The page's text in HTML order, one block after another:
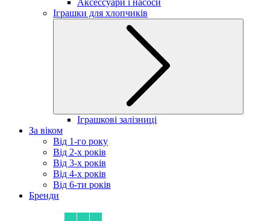
Аксессуари і насоси
Іграшки для хлопчиків
Іграшкові залізниці
За віком
Від 1-го року
Від 2-х років
Від 3-х років
Від 4-х років
Від 6-ти років
Бренди